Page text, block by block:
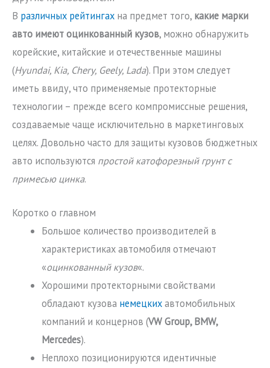
В различных рейтингах на предмет того, какие марки
авто имеют оцинкованный кузов, можно обнаружить
корейские, китайские и отечественные машины
(Hyundai, Kia, Chery, Geely, Lada). При этом следует
иметь ввиду, что применяемые протекторные
технологии – прежде всего компромиссные решения,
создаваемые чаще исключительно в маркетинговых
целях. Довольно часто для защиты кузовов бюджетных
авто используются простой катофорезный грунт с
примесью цинка.
Коротко о главном
Большое количество производителей в
характеристиках автомобиля отмечают
«оцинкованный кузов«.
Хорошими протекторными свойствами
обладают кузова немецкихавтомобильных
компаний и концернов (VW Group, BMW,
Mercedes).
Неплохо позиционируются идентичные